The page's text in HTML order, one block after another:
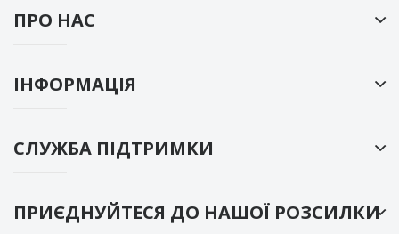
ПРО НАС
ІНФОРМАЦІЯ
СЛУЖБА ПІДТРИМКИ
ПРИЄДНУЙТЕСЯ ДО НАШОЇ РОЗСИЛКИ